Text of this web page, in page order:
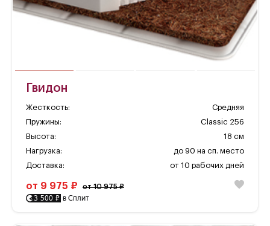
Гвидон
Жесткость:
Средняя
Пружины:
Classic 256
Высота:
18 см
Нагрузка:
до 90 на сп. место
Доставка:
от 10 рабочих дней
от 9 975 ₽ от 10 975 ₽
3 500 ₽ в Сплит